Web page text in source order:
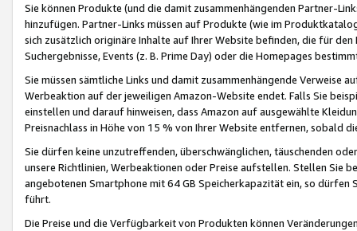
Sie können Produkte (und die damit zusammenhängenden Partner-
hinzufügen. Partner-Links müssen auf Produkte (wie im
sich zusätzlich originäre Inhalte auf Ihrer Website befinden, die für
Suchergebnisse, Events (z. B. Prime Day) oder die Homepages
Sie müssen sämtliche Links und damit zusammenhängende
Werbeaktion auf der jeweiligen Amazon-Website endet. Falls Sie
einstellen und darauf hinweisen, dass Amazon auf ausgewählte
Preisnachlass in Höhe von 15 % von Ihrer Website entfernen, sobald
Sie dürfen keine unzutreffenden, überschwänglichen, täuschenden
unsere Richtlinien, Werbeaktionen oder Preise aufstellen. Stellen Sie
angebotenen Smartphone mit 64 GB Speicherkapazität ein, so dürfen
führt.
Die Preise und die Verfügbarkeit von Produkten können